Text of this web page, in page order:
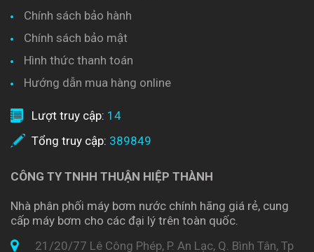
Chính sách bảo hành
Chính sách bảo mật
Hình thức thanh toán
Hướng dẫn mua hàng online
Lượt truy cập: 14
Tổng truy cập: 389849
CÔNG TY TNHH THUẬN HIỆP THÀNH
Nhà phân phối máy bơm nước chính hãng giá rẻ, cung
cấp máy bơm cho các đại lý trên toàn quốc.
21/20/77 Lê Công Phép, P. An Lạc, Q. Bình Tân, Tp